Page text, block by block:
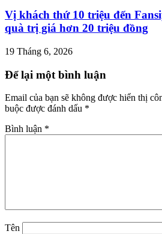
Vị khách thứ 10 triệu đến
quà trị giá hơn 20 triệu đồng
19 Tháng 6, 2026
Để lại một bình luận
Email của bạn sẽ không được hiển thị
buộc được đánh dấu *
Bình luận *
Tên